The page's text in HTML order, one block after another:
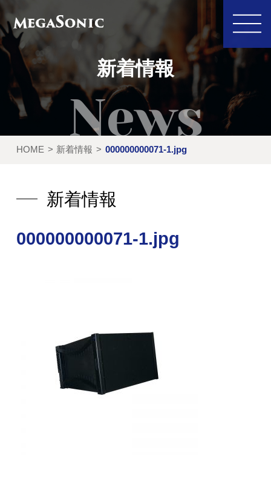
私たちにできること
イベント実績
レンタル製品
運営会社
新着情報
新着情報
HOME 新着情報 000000000071-1.jpg
新着情報
000000000071-1.jpg